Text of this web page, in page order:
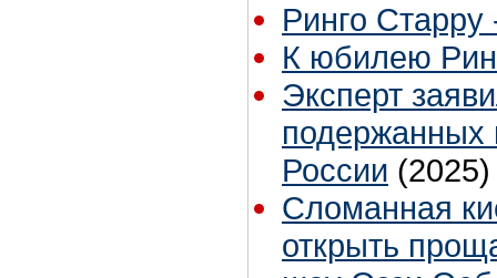
Ринго Старру
К юбилею
Эксперт
подержанных
России (2025)
Сломанная
открыть